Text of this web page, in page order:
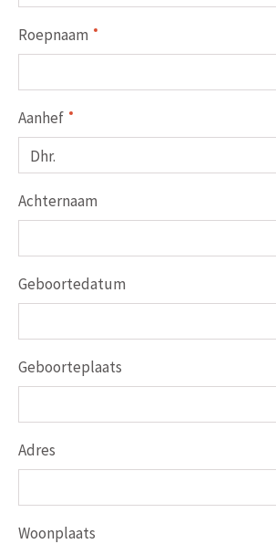
Roepnaam
Aanhef
Achternaam
Geboortedatum
Geboorteplaats
Adres
Woonplaats